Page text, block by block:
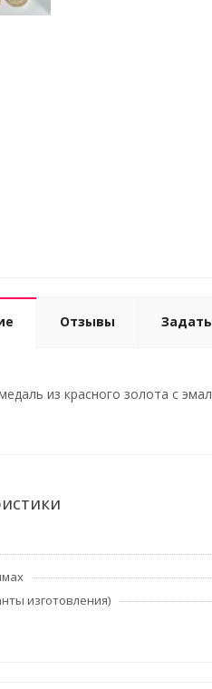
Отзывы
из красного золота с
изготовления)